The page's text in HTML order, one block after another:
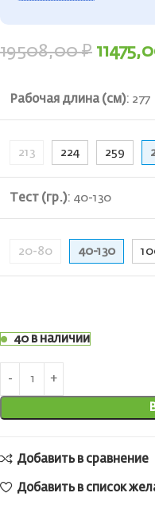
19508,00₽
Рабочая длина (см): 277
213 224 259
Тест (гр.): 40-130
20-80 40-130
40 в наличии
Добавить в сравнение
Добавить в список